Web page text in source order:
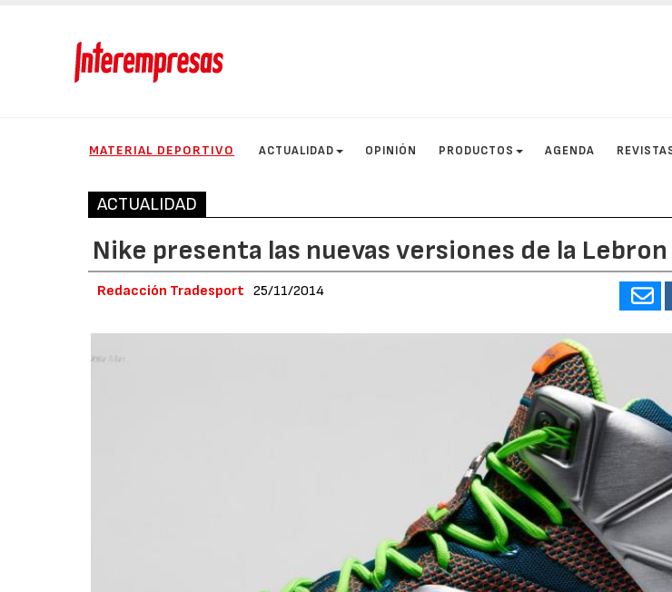
MATERIAL DEPORTIVO ACTUALIDAD OPINIÓN PRODUCTOS AGENDA
ACTUALIDAD
Nike presenta las nuevas versiones de la Lebron
Redacción Tradesport 25/11/2014